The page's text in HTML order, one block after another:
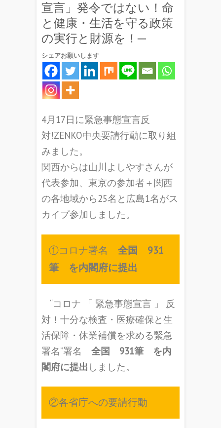
宣言」発令ではない！命
と健康・生活を守る政策
の実行と財源を！─
シェアお願いします
4月17日に緊急事態宣言反
対!ZENKO中央要請行動に取り組
みました。
関西からは山川よしやすさんが
代表参加、東京の参加者＋関西
の各地域から25名と広島1名がス
カイプ参加しました。
①コロナ署名 全国 931
筆 を内閣府に提出
“コロナ 「 緊急事態宣言 」 反
対！十分な検査・医療確保と生
活保障・休業補償を求める緊急
署名”署名 全国 931筆 を内
閣府に提出 しました。
②各省庁への要請行動